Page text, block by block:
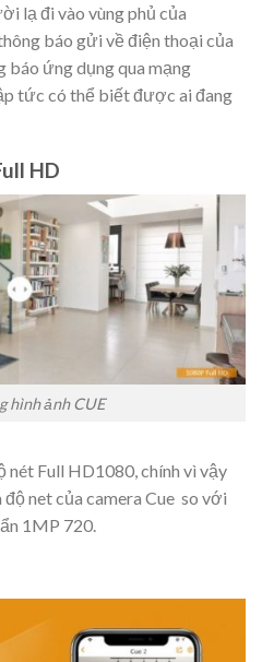
lạ đi vào vùng phủ của
báo gửi về điện thoại của
ứng dụng qua mạng
tức có thể biết được ai đang
HD
hình ảnh CUE
nét Full HD1080, chính vì vậy
độ net của camera Cue so với
1MP 720.